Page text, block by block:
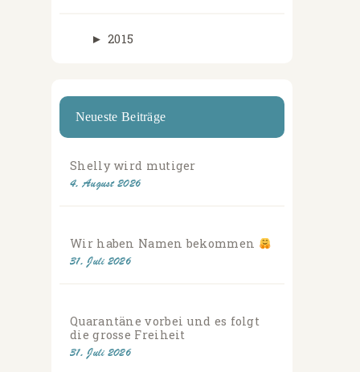
► 2015
Neueste Beiträge
Shelly wird mutiger
4. August 2026
Wir haben Namen bekommen
31. Juli 2026
Quarantäne vorbei und es folgt
die grosse Freiheit
31. Juli 2026